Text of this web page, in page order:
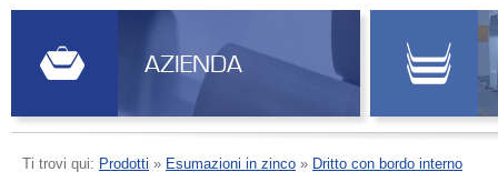
AZIENDA
Ti trovi qui: Prodotti » Esumazioni in zinco » Dritto con bordo interno